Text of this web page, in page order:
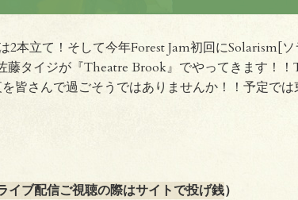
2本立て！そして今年Forest Jam初回にSolarism[
藤タイジが『Theatre Brook』でやってきます！
皆さんで過ごそうではありませんか！！予定で
イブ配信ご視聴の際はサイトで投げ銭）